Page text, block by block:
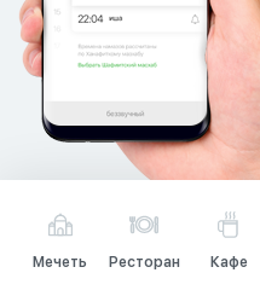
Мечеть Ресторан Кафе